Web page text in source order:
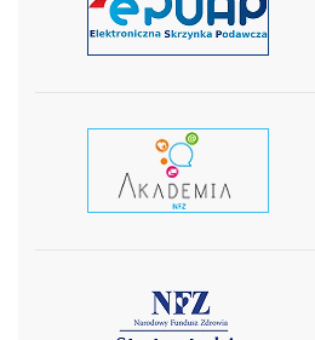
czytaj więcej
czytaj więcej